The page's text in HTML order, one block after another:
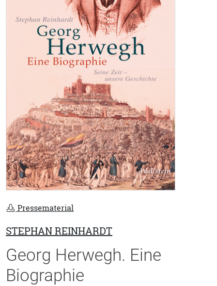
Pressematerial
STEPHAN REINHARDT
Georg Herwegh. Eine
Biographie